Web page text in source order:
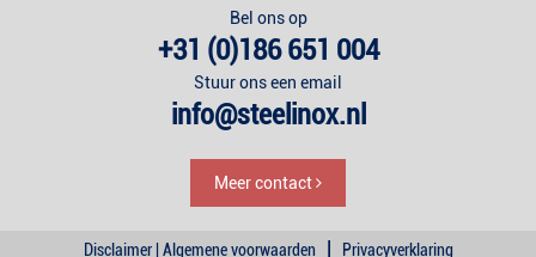
Bel ons op
+31 (0)186 651 004
Stuur ons een email
info@steelinox.nl
Meer contact
Disclaimer | Algemene voorwaarden | Privacyverklaring